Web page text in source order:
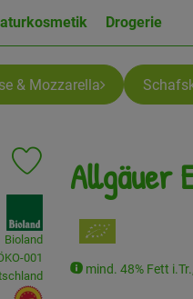
Drogerie
& Mozzarella
Allgäuer
mind. 48% Fett
Produkt zu Favouriten
Bioland
001
, EU Herkunft: